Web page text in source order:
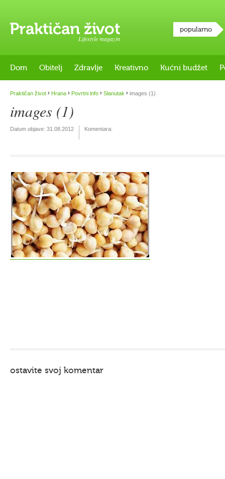
Lifestyle magazin
popularno
Dom Obitelj Zdravlje Kreativno Kućni budžet
Praktičan život › Hrana › Povrtni info › Slanutak › images (1)
images (1)
Datum objave: 31.08.2012 Komentara:
ostavite svoj komentar